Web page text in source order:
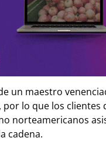
un maestro
lo que los
norteamericanos
cadena.